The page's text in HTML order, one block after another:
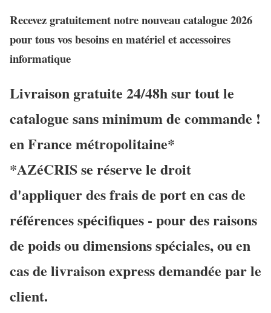
Recevez gratuitement notre nouveau catalogue 2026
pour tous vos besoins en matériel et accessoires
informatique
Livraison gratuite 24/48h sur tout le
catalogue sans minimum de commande !
en France métropolitaine*
*AZéCRIS se réserve le droit
d'appliquer des frais de port en cas de
références spécifiques - pour des raisons
de poids ou dimensions spéciales, ou en
cas de livraison express demandée par le
client.